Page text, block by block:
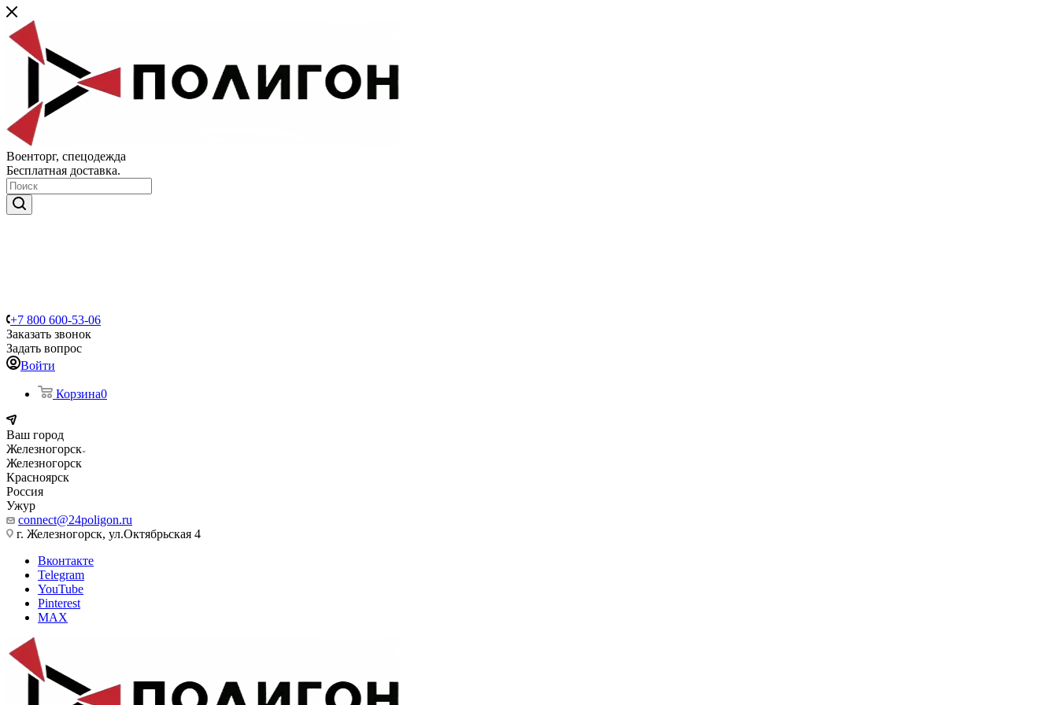
Военторг, спецодежда
Бесплатная доставка.
+7 800 600-53-06
Заказать звонок
Задать вопрос
Войти
Корзина0
Ваш город
Железногорск
Железногорск
Красноярск
Россия
Ужур
connect@24poligon.ru
г. Железногорск, ул.Октябрьская 4
Вконтакте
Telegram
YouTube
Pinterest
MAX